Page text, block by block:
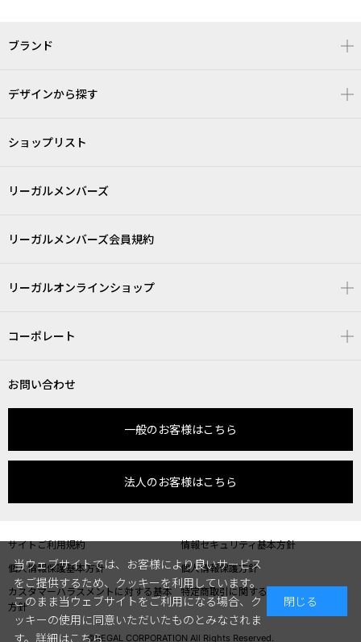
ブランド
デザインから探す
ショップリスト
リーガルメンバーズ
リーガルメンバーズ会員規約
リーガルオンラインショップ
コーポレート
お問い合わせ
一般のお客様はこちら
法人のお客様はこちら
サイトご利用規約
情報セキュリティ基本方針
個人情報保護基本方針
個人情報保護方針
カスタマーハラスメントに対する基本
方針
特定商取引に関する表記
©REGAL CORPORATION All Rights Reserved.
当ウェブサイトでは、お客様により良いサービス
をご提供するため、クッキーを利用しています。
このまま当ウェブサイトをご利用になる場合、ク
ッキーの使用に同意いただいたものとみなされま
す。 詳細はこちら
閉じる